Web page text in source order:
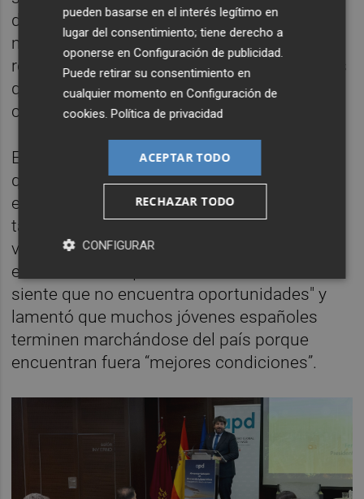
dominen el relato político", sino "las que
mejor sepan cuidar su talento, las que más
respeten el esfuerzo de sus empresas" y "las
que generen oportunidades reales para sus
ciudadanos".
El dirigente lorquino recalcó que, por mucho
que la Inteligencia Artificial ayude con "más
eficiencia, productividad y velocidad", el
talento seguirá siendo la cualidad "más
valiosa" de cualquier organización". Por
eso advirtió de que el talento “se va cuando
siente que no encuentra oportunidades" y
lamentó que muchos jóvenes españoles
terminen marchándose del país porque
encuentran fuera “mejores condiciones”.
pueden basarse en el interés legítimo en
lugar del consentimiento; tiene derecho a
oponerse enConfiguración de publicidad.
Puede retirar su consentimiento en
cualquier momento enConfiguración de
cookies.Política de privacidad
ACEPTAR TODO
RECHAZAR TODO
CONFIGURAR